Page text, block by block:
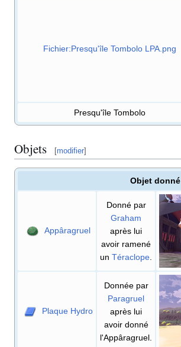
Fichier:Presqu'île Tombolo LPA.png
Presqu'île Tombolo
Objets [modifier]
Objet donné
Appâragruel
Donné par
Graham
après lui
avoir ramené
un Téraclope
Plaque Hydro
Donnée par
Paragruel
après lui
avoir donné
l'Appâragruel.